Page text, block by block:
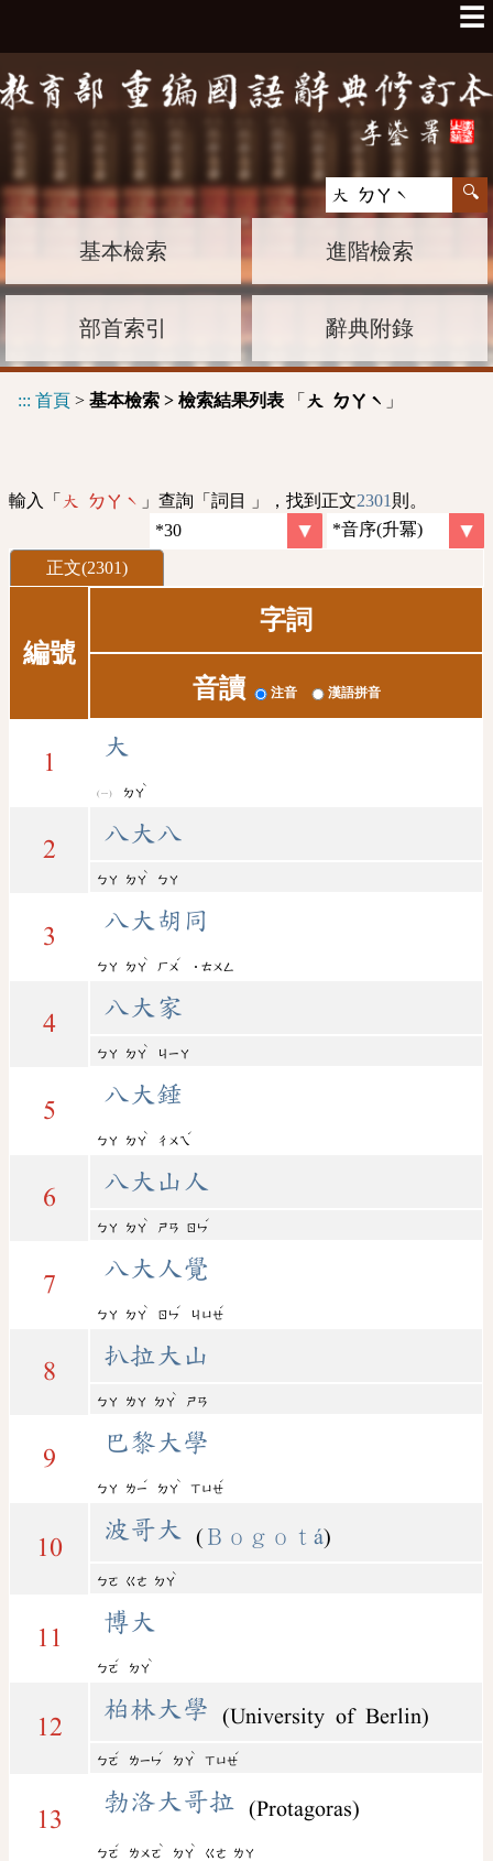
☰
基本檢索 進階檢索
部首索引 辭典附錄
::: 首頁 > 基本檢索 > 檢索結果列表 「 大 ㄉㄚˋ 」
輸入「 大 ㄉㄚˋ 」查詢「詞目 」，找到正文2301 則。
正文(2301)
編號
字詞
音讀 注音 漢語拼音
1
大
ㄉㄚ
ˋ
2
八大八
ㄅㄚ ㄉㄚ
ˋ
ㄅㄚ
3
八大胡同
ㄅㄚ ㄉㄚ
ˋ
ㄏㄨ
ˊ
˙ㄊㄨㄥ
4
八大家
ㄅㄚ ㄉㄚ
ˋ
ㄐㄧㄚ
5
八大錘
ㄅㄚ ㄉㄚ
ˋ
ㄔㄨㄟ
ˊ
6
八大山人
ㄅㄚ ㄉㄚ
ˋ
ㄕㄢ ㄖㄣ
ˊ
7
八大人覺
ㄅㄚ ㄉㄚ
ˋ
ㄖㄣ
ˊ
ㄐㄩㄝ
ˊ
8
扒拉大山
ㄅㄚ ㄌㄚ ㄉㄚ
ˋ
ㄕㄢ
9
巴黎大學
ㄅㄚ ㄌㄧ
ˊ
ㄉㄚ
ˋ
ㄒㄩㄝ
ˊ
10
波哥大 ( Ｂｏｇｏｔá)
ㄅㄛ ㄍㄜ ㄉㄚ
ˋ
11
博大
ㄅㄛ
ˊ
ㄉㄚ
ˋ
12
柏林大學 (University of Berlin)
ㄅㄛ
ˊ
ㄌㄧㄣ
ˊ
ㄉㄚ
ˋ
ㄒㄩㄝ
ˊ
13
勃洛大哥拉 (Protagoras)
ㄅㄛ
ˊ
ㄌㄨㄛ
ˋ
ㄉㄚ
ˋ
ㄍㄜ ㄌㄚ